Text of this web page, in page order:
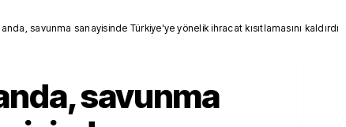
savunma sanayisinde Türkiye'ye yönelik ihracat kısıtlamasını kaldırdı
savunma